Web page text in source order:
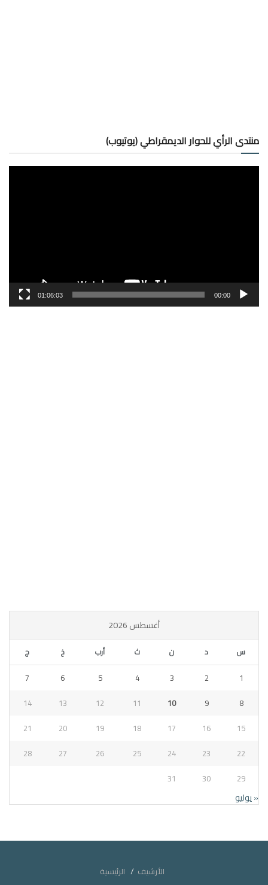
منتدى الرأي للحوار الديمقراطي (يوتيوب)
00:00
01:06:03
أغسطس 2026
س د ن ث أرب خ ج
1
2
3
4
5
6
7
8
9
10
11
12
13
14
15
16
17
18
19
20
21
22
23
24
25
26
27
28
29
30
31
« يوليو
الأرشيف الرئيسية